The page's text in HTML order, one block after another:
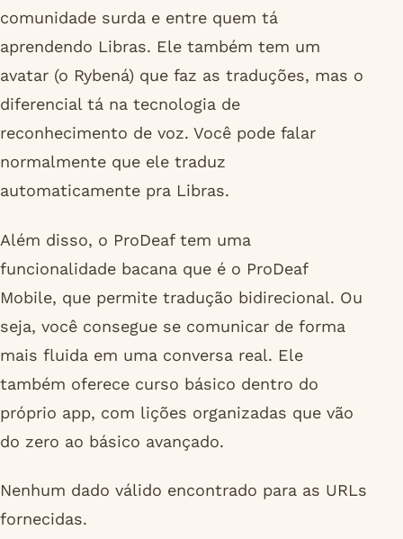
comunidade surda e entre quem tá
aprendendo Libras. Ele também tem um
avatar (o Rybená) que faz as traduções, mas o
diferencial tá na tecnologia de
reconhecimento de voz. Você pode falar
normalmente que ele traduz
automaticamente pra Libras.
Além disso, o ProDeaf tem uma
funcionalidade bacana que é o ProDeaf
Mobile, que permite tradução bidirecional. Ou
seja, você consegue se comunicar de forma
mais fluida em uma conversa real. Ele
também oferece curso básico dentro do
próprio app, com lições organizadas que vão
do zero ao básico avançado.
Nenhum dado válido encontrado para as URLs
fornecidas.